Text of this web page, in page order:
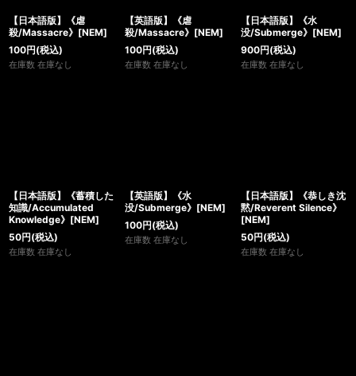
【日本語版】《虐
殺/Massacre》[NEM]
100円(税込)
在庫数 在庫なし
【英語版】《虐
殺/Massacre》[NEM]
100円(税込)
在庫数 在庫なし
【日本語版】《水
没/Submerge》[NEM]
900円(税込)
在庫数 在庫なし
【日本語版】《蓄積した
知識/Accumulated
Knowledge》[NEM]
50円(税込)
在庫数 在庫なし
【英語版】《水
没/Submerge》[NEM]
100円(税込)
在庫数 在庫なし
【日本語版】《恭しき沈
黙/Reverent Silence》
[NEM]
50円(税込)
在庫数 在庫なし